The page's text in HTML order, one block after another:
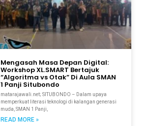
Mengasah Masa Depan Digital:
Workshop XL.SMART Bertajuk
“Algoritma vs Otak” Di Aula SMAN
1 Panji Situbondo
matarajawali.net; SITUBONDO – Dalam upaya
memperkuat literasi teknologi di kalangan generasi
muda, SMAN 1 Panji,
READ MORE »